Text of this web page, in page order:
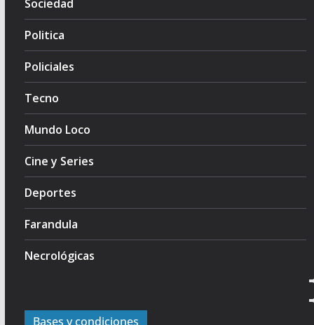
Sociedad
Politica
Policiales
Tecno
Mundo Loco
Cine y Series
Deportes
Farandula
Necrológicas
Bases y condiciones